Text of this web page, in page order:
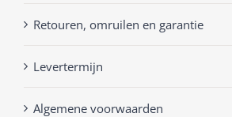
Retouren, omruilen en garantie
Levertermijn
Algemene voorwaarden